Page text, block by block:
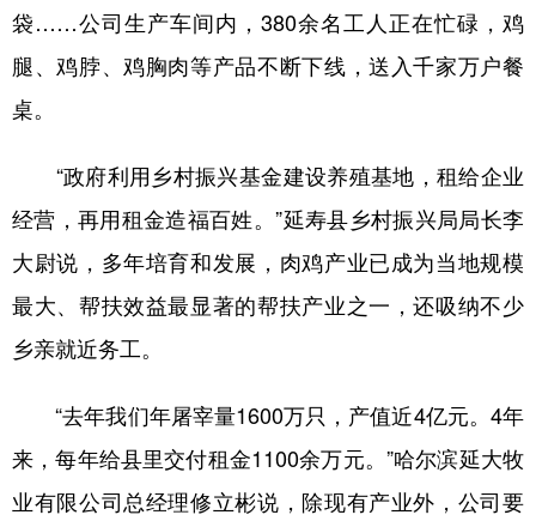
袋……公司生产车间内，380余名工人正在忙碌，鸡
腿、鸡脖、鸡胸肉等产品不断下线，送入千家万户餐
桌。
“政府利用乡村振兴基金建设养殖基地，租给企业
经营，再用租金造福百姓。”延寿县乡村振兴局局长李
大尉说，多年培育和发展，肉鸡产业已成为当地规模
最大、帮扶效益最显著的帮扶产业之一，还吸纳不少
乡亲就近务工。
“去年我们年屠宰量1600万只，产值近4亿元。4年
来，每年给县里交付租金1100余万元。”哈尔滨延大牧
业有限公司总经理修立彬说，除现有产业外，公司要